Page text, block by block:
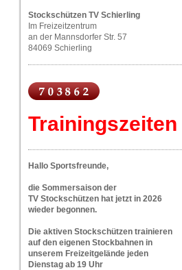
Stockschützen TV Schierling
Im Freizeitzentrum
an der Mannsdorfer Str. 57
84069 Schierling
Trainingszeiten
Hallo Sportsfreunde,
die Sommersaison der
TV Stockschützen hat jetzt in 2026
wieder begonnen.
Die aktiven Stockschützen trainieren
auf den eigenen Stockbahnen in
unserem Freizeitgelände jeden
Dienstag ab 19 Uhr